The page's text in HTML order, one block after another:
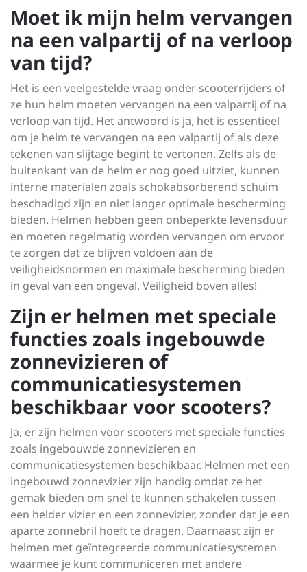
Moet ik mijn helm vervangen
na een valpartij of na verloop
van tijd?
Het is een veelgestelde vraag onder scooterrijders of
ze hun helm moeten vervangen na een valpartij of na
verloop van tijd. Het antwoord is ja, het is essentieel
om je helm te vervangen na een valpartij of als deze
tekenen van slijtage begint te vertonen. Zelfs als de
buitenkant van de helm er nog goed uitziet, kunnen
interne materialen zoals schokabsorberend schuim
beschadigd zijn en niet langer optimale bescherming
bieden. Helmen hebben geen onbeperkte levensduur
en moeten regelmatig worden vervangen om ervoor
te zorgen dat ze blijven voldoen aan de
veiligheidsnormen en maximale bescherming bieden
in geval van een ongeval. Veiligheid boven alles!
Zijn er helmen met speciale
functies zoals ingebouwde
zonnevizieren of
communicatiesystemen
beschikbaar voor scooters?
Ja, er zijn helmen voor scooters met speciale functies
zoals ingebouwde zonnevizieren en
communicatiesystemen beschikbaar. Helmen met een
ingebouwd zonnevizier zijn handig omdat ze het
gemak bieden om snel te kunnen schakelen tussen
een helder vizier en een zonnevizier, zonder dat je een
aparte zonnebril hoeft te dragen. Daarnaast zijn er
helmen met geïntegreerde communicatiesystemen
waarmee je kunt communiceren met andere